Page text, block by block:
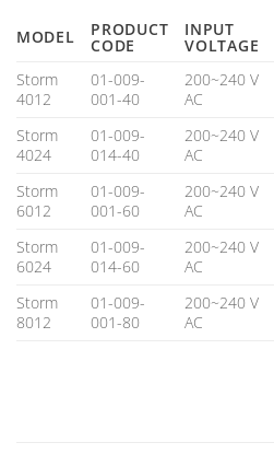
MODEL PRODUCT
CODE
INPUT
VOLTAGE
Storm
4012
01-009-
001-40
200~240 V
AC
Storm
4024
01-009-
014-40
200~240 V
AC
Storm
6012
01-009-
001-60
200~240 V
AC
Storm
6024
01-009-
014-60
200~240 V
AC
Storm
8012
01-009-
001-80
200~240 V
AC